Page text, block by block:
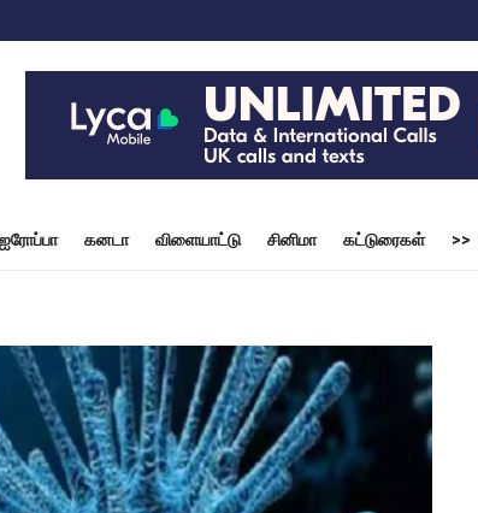
ஐரோப்பா கனடா விளையாட்டு சினிமா கட்டுரைகள் >>